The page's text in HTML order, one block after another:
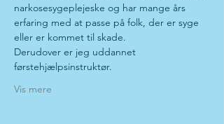
narkosesygeplejeske og har mange års
erfaring med at passe på folk, der er syge
eller er kommet til skade.
Derudover er jeg uddannet
førstehjælpsinstruktør.
Vis mere